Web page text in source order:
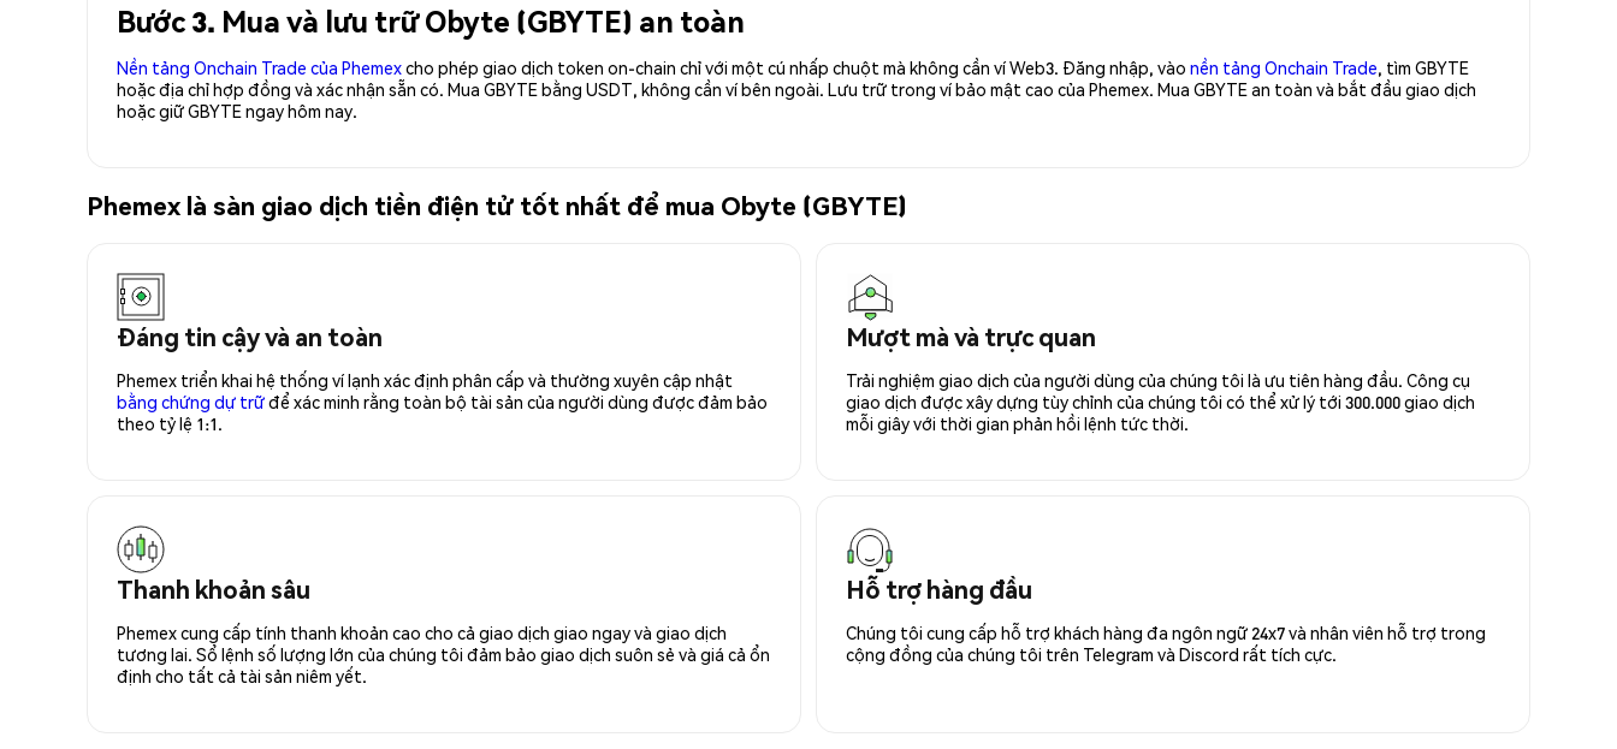
Bước 3. Mua và lưu trữ Obyte (GBYTE) an toàn
Nền tảng Onchain Trade của Phemexcho phép giao dịch token on-chain chỉ với một cú nhấp chuột mà không cần ví Web3. Đăng nhập, vào nền tảng Onchain Trade, tìm GBYTE
hoặc địa chỉ hợp đồng và xác nhận sẵn có. Mua GBYTE bằng USDT, không cần ví bên ngoài. Lưu trữ trong ví bảo mật cao của Phemex. Mua GBYTE an toàn và bắt đầu giao dịch
hoặc giữ GBYTE ngay hôm nay.
Phemex là sàn giao dịch tiền điện tử tốt nhất để mua Obyte (GBYTE)
Đáng tin cậy và an toàn
Phemex triển khai hệ thống ví lạnh xác định phân cấp và thường xuyên cập nhật
bằng chứng dự trữđể xác minh rằng toàn bộ tài sản của người dùng được đảm bảo
theo tỷ lệ 1:1.
Mượt mà và trực quan
Trải nghiệm giao dịch của người dùng của chúng tôi là ưu tiên hàng đầu. Công cụ
giao dịch được xây dựng tùy chỉnh của chúng tôi có thể xử lý tới 300.000 giao dịch
mỗi giây với thời gian phản hồi lệnh tức thời.
Thanh khoản sâu
Phemex cung cấp tính thanh khoản cao cho cả giao dịch giao ngay và giao dịch
tương lai. Sổ lệnh số lượng lớn của chúng tôi đảm bảo giao dịch suôn sẻ và giá cả ổn
định cho tất cả tài sản niêm yết.
Hỗ trợ hàng đầu
Chúng tôi cung cấp hỗ trợ khách hàng đa ngôn ngữ 24x7 và nhân viên hỗ trợ trong
cộng đồng của chúng tôi trên Telegram và Discord rất tích cực.